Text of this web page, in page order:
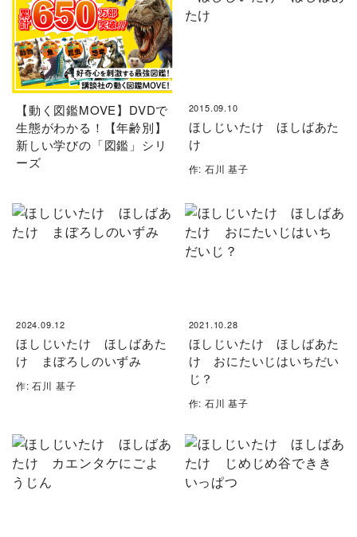
【動く図鑑MOVE】DVDで
生態がわかる！【年齢別】
新しい学びの「図鑑」シリ
ーズ
2015.09.10
ほしじいたけ ほしばあた
け
作: 石川 基子
2024.09.12
ほしじいたけ ほしばあた
け まぼろしのいずみ
作: 石川 基子
2021.10.28
ほしじいたけ ほしばあた
け おにたいじはいちだい
じ？
作: 石川 基子